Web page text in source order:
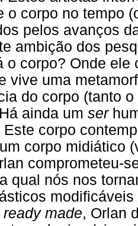
o corpo no tempo
pelos avanços
ambição dos
o corpo? Onde
vive uma
do corpo (tanto
ainda um ser
Este corpo
corpo midiático
comprometeu-
qual nós nos
ready made, Orlan